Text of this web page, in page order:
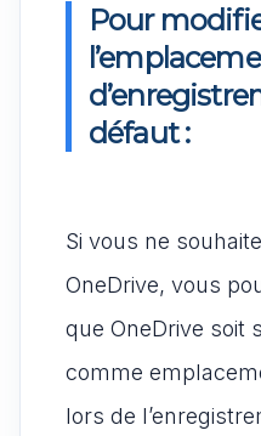
Pour
défaut :
Si vous ne
OneDrive, vous
que OneDrive soit
comme
lors de